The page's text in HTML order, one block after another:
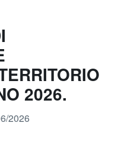
2026.
2026